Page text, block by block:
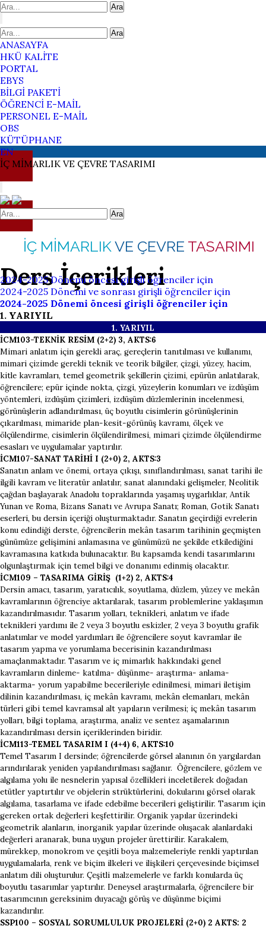
Ara
Ara
ANASAYFA
HKÜ KALİTE
PORTAL
EBYS
BİLGİ PAKETİ
ÖĞRENCİ E-MAİL
PERSONEL E-MAİL
OBS
KÜTÜPHANE
EN
İÇ MİMARLIK VE ÇEVRE TASARIMI
Ara
İÇ MİMARLIKVE ÇEVRE TASARIMI
Ders İçerikleri
2024-2025 Dönemi öncesi girişli öğrenciler için
2024-2025 Dönemi ve sonrası girişli öğrenciler için
2024-2025 Dönemi öncesi girişli öğrenciler için
1. YARIYIL
1. YARIYIL
İCM103-TEKNİK RESİM (2+2) 3, AKTS:6
Mimari anlatım için gerekli araç, gereçlerin tanıtılması ve kullanımı,
mimari çizimde gerekli teknik ve teorik bilgiler, çizgi, yüzey, hacim,
kitle kavramları, temel geometrik şekillerin çizimi, epürün anlatılarak,
öğrencilere; epür içinde nokta, çizgi, yüzeylerin konumları ve izdüşüm
yöntemleri, izdüşüm çizimleri, izdüşüm düzlemlerinin incelenmesi,
görünüşlerin adlandırılması, üç boyutlu cisimlerin görünüşlerinin
çıkarılması, mimaride plan-kesit-görünüş kavramı, ölçek ve
ölçülendirme, cisimlerin ölçülendirilmesi, mimari çizimde ölçülendirme
esasları ve uygulamalar yaptırılır.
İCM107-SANAT TARİHİ I (2+0) 2, AKTS:3
Sanatın anlam ve önemi, ortaya çıkışı, sınıflandırılması, sanat tarihi ile
ilgili kavram ve literatür anlatılır, sanat alanındaki gelişmeler, Neolitik
çağdan başlayarak Anadolu topraklarında yaşamış uygarlıklar, Antik
Yunan ve Roma, Bizans Sanatı ve Avrupa Sanatı; Roman, Gotik Sanatı
eserleri, bu dersin içeriği oluşturmaktadır. Sanatın geçirdiği evrelerin
konu edindiği derste, öğrencilerin mekân tasarım tarihinin geçmişten
günümüze gelişimini anlamasına ve günümüzü ne şekilde etkilediğini
kavramasına katkıda bulunacaktır. Bu kapsamda kendi tasarımlarını
olgunlaştırmak için temel bilgi ve donanımı edinmiş olacaktır.
İCM109 – TASARIMA GİRİŞ (1+2) 2, AKTS:4
Dersin amacı, tasarım, yaratıcılık, soyutlama, düzlem, yüzey ve mekân
kavramlarının öğrenciye aktarılarak, tasarım problemlerine yaklaşımın
kazandırılmasıdır. Tasarım yolları, teknikleri, anlatım ve ifade
teknikleri yardımı ile 2 veya 3 boyutlu eskizler, 2 veya 3 boyutlu grafik
anlatımlar ve model yardımları ile öğrencilere soyut kavramlar ile
tasarım yapma ve yorumlama becerisinin kazandırılması
amaçlanmaktadır. Tasarım ve iç mimarlık hakkındaki genel
kavramların dinleme- katılma- düşünme- araştırma- anlama-
aktarma- yorum yapabilme becerileriyle edinilmesi, mimari iletişim
dilinin kazandırılması, iç mekân kavramı, mekân elemanları, mekân
türleri gibi temel kavramsal alt yapıların verilmesi; iç mekân tasarım
yolları, bilgi toplama, araştırma, analiz ve sentez aşamalarının
kazandırılması dersin içeriklerinden biridir.
İCM113-TEMEL TASARIM I (4+4) 6, AKTS:10
Temel Tasarım I dersinde; öğrencilerde görsel alanının ön yargılardan
arındırılarak yeniden yapılandırılması sağlanır. Öğrencilere, gözlem ve
algılama yolu ile nesnelerin yapısal özellikleri inceletilerek doğadan
etütler yaptırtılır ve objelerin strüktürlerini, dokularını görsel olarak
algılama, tasarlama ve ifade edebilme becerileri geliştirilir. Tasarım için
gereken ortak değerleri keşfettirilir. Organik yapılar üzerindeki
geometrik alanların, inorganik yapılar üzerinde oluşacak alanlardaki
değerleri aranarak, buna uygun projeler ürettirilir. Karakalem,
mürekkep, monokrom ve çeşitli boya malzemeleriyle renkli yaptırılan
uygulamalarla, renk ve biçim ilkeleri ve ilişkileri çerçevesinde biçimsel
anlatım dili oluşturulur. Çeşitli malzemelerle ve farklı konularda üç
boyutlu tasarımlar yaptırılır. Deneysel araştırmalarla, öğrencilere bir
tasarımcının gereksinim duyacağı görüş ve düşünme biçimi
kazandırılır.
SSP100 – SOSYAL SORUMLULUK PROJELERİ (2+0) 2 AKTS: 2